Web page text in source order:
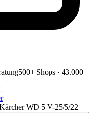
500+ Shops · 43.000+
Kärcher WD 5 V-25/5/22